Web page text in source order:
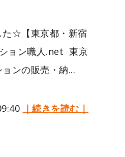
た☆【東京都・新宿
ョン職人.net 東京
ンの販売・納...
｜続きを読む｜